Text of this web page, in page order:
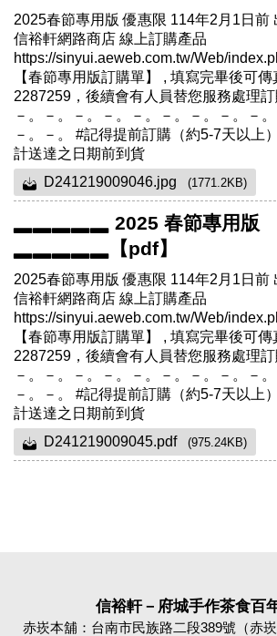
2025春節專用版 優惠限 114年2月1日前
信裕軒網路商店 線上訂購產品
https://sinyui.aeweb.com.tw/Web/
【春節專用版訂購單】 , 填寫完畢後可
2287259，後續會有人員替您服務處理訂
－。－。－。－。－。－。－。－。－。
－。－。 #記得提前訂購（約5-7天以上
計送達之日期前到貨
D241219009046.jpg
(1771.2KB)
▂▂▂▂▂ 2025 春節專用版
▂▂▂▂▂【pdf】
2025春節專用版 優惠限 114年2月1日前
信裕軒網路商店 線上訂購產品
https://sinyui.aeweb.com.tw/Web/
【春節專用版訂購單】 , 填寫完畢後可
2287259，後續會有人員替您服務處理訂
－。－。－。－。－。－。－。－。－。
－。－。 #記得提前訂購（約5-7天以上
計送達之日期前到貨
D241219009045.pdf
(975.24KB)
信裕軒－府城手作茶食百
赤崁本舖：台南市民族路二段389號（赤